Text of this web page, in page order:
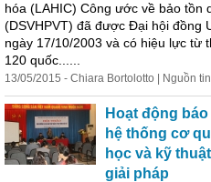
hóa (LAHIC) Công ước về bảo tồn
(DSVHPVT) đã được Đại hội đồng
ngày 17/10/2003 và có hiệu lực từ
120 quốc......
13/05/2015 - Chiara Bortolotto | Nguồn
Hoạt động
hệ thống cơ
học và kỹ
giải pháp